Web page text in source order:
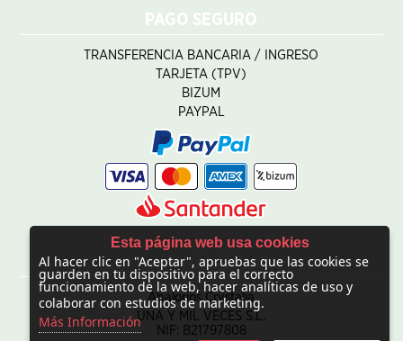
PAGO SEGURO
TRANSFERENCIA BANCARIA / INGRESO
TARJETA (TPV)
BIZUM
PAYPAL
CONTACTO
Abalorios Crystalia
UNA Y MIL VECES S.L.
NIF: B21797808
Esta página web usa cookies
Al hacer clic en "Aceptar", apruebas que las cookies se
guarden en tu dispositivo para el correcto
funcionamiento de la web, hacer analíticas de uso y
colaborar con estudios de marketing.
Más Información